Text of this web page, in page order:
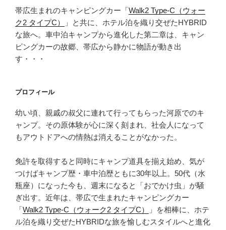
帯広生まれのキャンピングカー「Walk2 Type‑C（ウォー
ク2 タイプC）
」と共に、ホテル泊を織り交ぜたHYBRID
な旅へ。車中泊キャンプから進化した第二章は、キャン
ピングカーの故郷、帯広から静かに物語が動き出
す・・・
プロフィール
幼い頃、親戚の叔父に連れて行ってもらった河原でのキ
ャンプ。その原体験が心に深く刻まれ、社会人になって
もアウトドアへの情熱は消えることがなかった。
免許を取得すると同時にキャンプ道具を揃え始め、気が
つけばキャンプ歴・車中泊歴ともに30年以上。50代（水
瓶座）になった今も、週末になると「おでかけ虫」が騒
ぎ出す。近年は、帯広で生まれたキャンピングカー
「Walk2 Type‑C（ウォーク2 タイプC）
」を相棒に、ホテ
ル泊を織り交ぜたHYBRIDな旅を愉しむスタイルへと進化